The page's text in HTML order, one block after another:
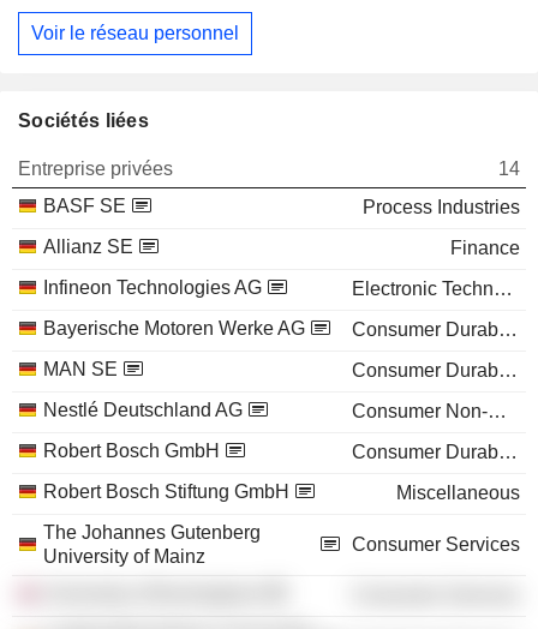
Voir le réseau personnel
Sociétés liées
Entreprise privées
14
BASF SE
Process Industries
Allianz SE
Finance
Infineon Technologies AG
Electronic Technology
Bayerische Motoren Werke AG
Consumer Durables
MAN SE
Consumer Durables
Nestlé Deutschland AG
Consumer Non-Durables
Robert Bosch GmbH
Consumer Durables
Robert Bosch Stiftung GmbH
Miscellaneous
The Johannes Gutenberg
University of Mainz
Consumer Services